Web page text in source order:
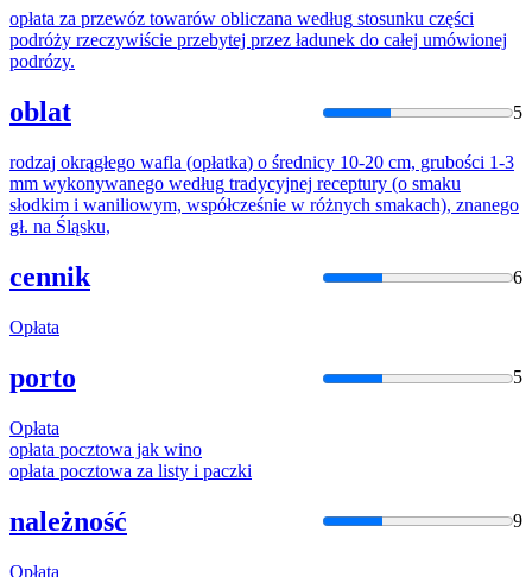
opłata za przewóz towarów obliczana według stosunku części
podróży rzeczywiście przebytej przez ładunek do całej umówionej
podrózy.
oblat 5
rodzaj okrągłego wafla (opłatka) o średnicy 10-20 cm, grubości 1-3
mm wykonywanego według tradycyjnej receptury (o smaku
słodkim i waniliowym, współcześnie w różnych smakach), znanego
gł. na Śląsku,
cennik 6
Opłata
porto 5
Opłata
opłata pocztowa jak wino
opłata pocztowa za listy i paczki
należność 9
Opłata